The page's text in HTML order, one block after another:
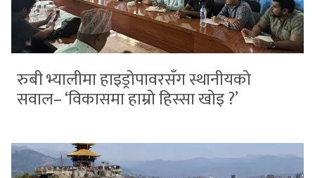
रुबी भ्यालीमा हाइड्रोपावरसँग स्थानीयको
सवाल– ‘विकासमा हाम्रो हिस्सा खोइ ?’